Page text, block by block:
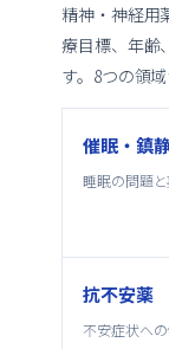
精神・神経用
療目標、年齢
す。8つの領
催眠・鎮
睡眠の問題
抗不安薬
不安症状へ